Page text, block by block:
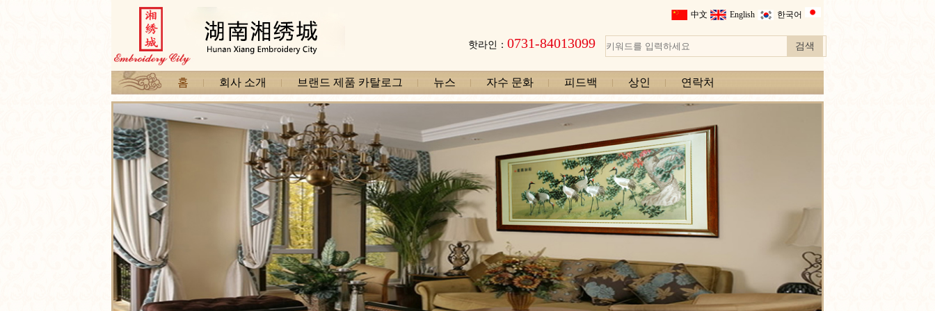
中文 English 한국어
핫라인： 0731-84013099
홈 회사 소개 브랜드 제품 카탈로그 뉴스 자수 문화 피드백 상인 연락처